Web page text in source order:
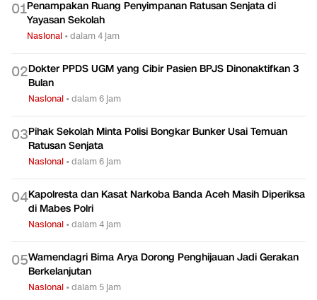
01Penampakan Ruang Penyimpanan Ratusan Senjata di
Yayasan Sekolah
Nasional •dalam 4 jam
02Dokter PPDS UGM yang Cibir Pasien BPJS Dinonaktifkan 3
Bulan
Nasional •dalam 6 jam
03Pihak Sekolah Minta Polisi Bongkar Bunker Usai Temuan
Ratusan Senjata
Nasional •dalam 6 jam
04Kapolresta dan Kasat Narkoba Banda Aceh Masih Diperiksa
di Mabes Polri
Nasional •dalam 4 jam
05Wamendagri Bima Arya Dorong Penghijauan Jadi Gerakan
Berkelanjutan
Nasional •dalam 5 jam